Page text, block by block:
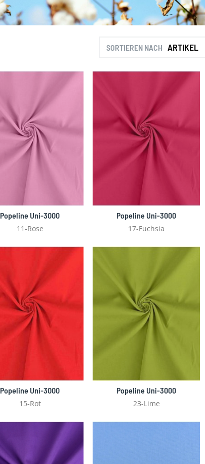
SORTIEREN NACH
Popeline Uni-3000
11-Rose
Popeline Uni-3000
17-Fuchsia
Popeline Uni-3000
15-Rot
Popeline Uni-3000
23-Lime